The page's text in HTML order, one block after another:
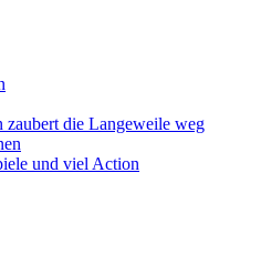
zaubert die Langeweile weg
und viel Action